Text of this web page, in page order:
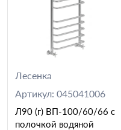
Лесенка
Артикул: 045041006
Л90 (г) ВП-100/60/66 с
полочкой водяной